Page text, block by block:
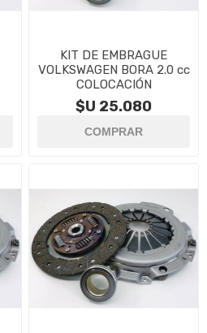
KIT DE EMBRAGUE
VOLKSWAGEN BORA 2.0 cc
COLOCACIÓN
$U 25.080